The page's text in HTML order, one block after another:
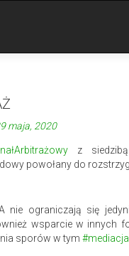
maja, 2020
z
powołany do
nie ograniczają się
wsparcie w innych
sporów w tym #mediacja